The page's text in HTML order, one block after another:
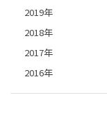
2019年
2018年
2017年
2016年